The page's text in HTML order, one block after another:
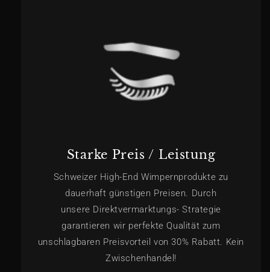
Starke Preis / Leistung
Schweizer High-End Wimpernprodukte zu
dauerhaft günstigen Preisen. Durch
unsere Direktvermarktungs- Strategie
garantieren wir perfekte Qualität zum
unschlagbaren Preisvorteil von 30% Rabatt. Kein
Zwischenhandel!